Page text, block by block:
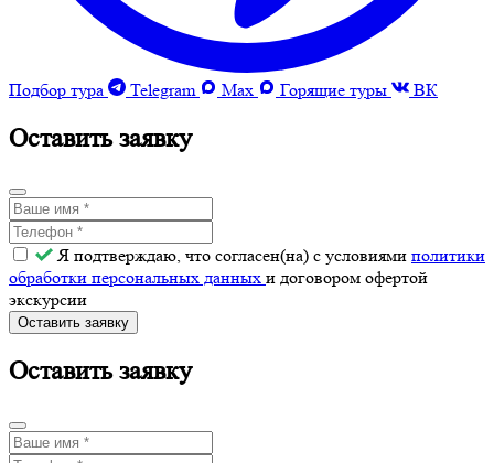
Подбор тура Telegram Max Горящие туры ВК
Оставить заявку
Я подтверждаю, что согласен(на) с условиями политики
обработки персональных данных и договором офертой
экскурсии
Оставить заявку
Оставить заявку